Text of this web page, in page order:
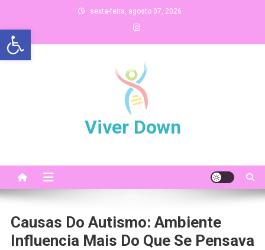
Abrir a barra de ferramentas
content
sexta-feira, agosto 07, 2026
Viver Down
Causas Do Autismo: Ambiente
Influencia Mais Do Que Se Pensava